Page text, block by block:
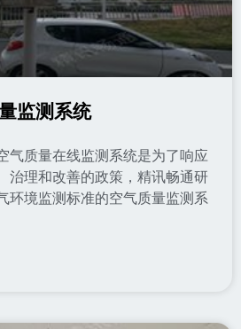
监测系统
气质量在线监测系统是为了响应
治理和改善的政策，精讯畅通研
环境监测标准的空气质量监测系